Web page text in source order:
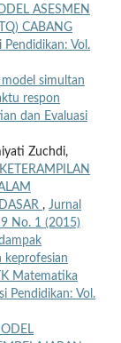
ASESMEN
CABANG
Pendidikan: Vol.
model simultan
respon
dan Evaluasi
Zuchdi,
, Jurnal
No. 1 (2015)
keprofesian
Matematika
Pendidikan: Vol.